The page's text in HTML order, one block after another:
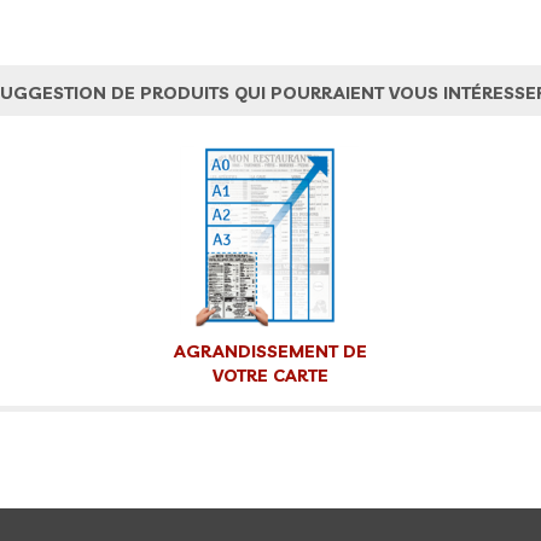
DE PRODUITS QUI POURRAIENT VOUS
AGRANDISSEMENT DE
VOTRE CARTE